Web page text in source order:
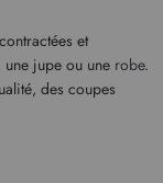
et
jupe ou une robe.
des coupes